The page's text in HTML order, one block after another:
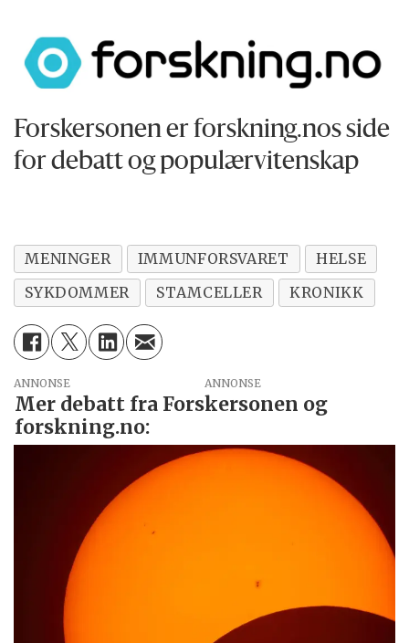
en viktig debatt?
Forskersonen er forskning.nos side
for debatt og populærvitenskap
MENINGER IMMUNFORSVARET
HELSE
SYKDOMMER
STAMCELLER KRONIKK
ANNONSE
Mer debatt fra Forskersonen og
forskning.no: